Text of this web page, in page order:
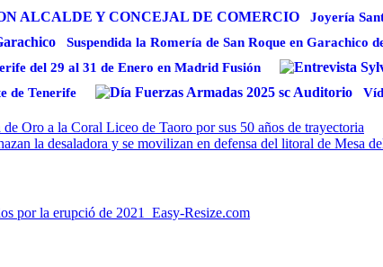
Joyería
Suspendida la Romería de San Roque en Garachico
del 29 al 31 de Enero en Madrid Fusión
de Tenerife
Oro a la Coral Liceo de Taoro por sus 50 años de trayectoria
la desaladora y se movilizan en defensa del litoral de Mesa